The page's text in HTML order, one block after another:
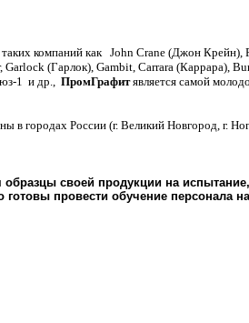
компаний как John Crane (Джон
(Гарлок), Gambit, Carrara (Каррара),
1 и др., ПромГрафитявляется самой
России (г. Великий Новгород, г.
своей продукции на
провести обучение персонала